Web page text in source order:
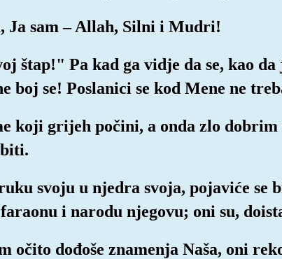
Ja sam – Allah, Silni i Mudri!
štap!" Pa kad ga vidje da se, kao
boj se! Poslanici se kod Mene ne
koji grijeh počini, a onda zlo
svoju u njedra svoja, pojaviće se
i narodu njegovu; oni su,
očito dođoše znamenja Naša, oni